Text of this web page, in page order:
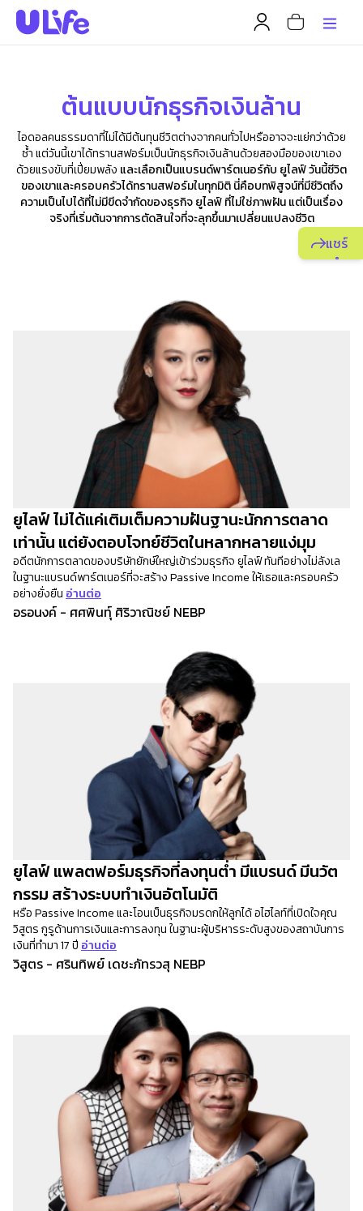
แชร์
แนะนำ
ไลฟ์
แม็ก
พลัส
ต้นแบบนักธุรกิจเงินล้าน
ไอดอลคนธรรมดาที่ไม่ได้มีต้นทุนชีวิตต่างจากคนทั่วไปหรืออาจจะแย่กว่าด้วย
ซ้ำ แต่วันนี้เขาได้ทรานสฟอร์มเป็นนักธุรกิจเงินล้านด้วยสองมือของเขาเอง
ด้วยแรงขับที่เปี่ยมพลัง และเลือกเป็นแบรนด์พาร์ตเนอร์กับ ยูไลฟ์ วันนี้ชีวิต
ของเขาและครอบครัวได้ทรานสฟอร์มในทุกมิติ นี่คือบทพิสูจน์ที่มีชีวิตถึง
ความเป็นไปได้ที่ไม่มีขีดจำกัดของธุรกิจ ยูไลฟ์ ที่ไม่ใช่ภาพฝัน แต่เป็นเรื่อง
จริงที่เริ่มต้นจากการตัดสินใจที่จะลุกขึ้นมาเปลี่ยนแปลงชีวิต
ยูไลฟ์ ไม่ได้แค่เติมเต็มความฝันฐานะนักการตลาด
เท่านั้น แต่ยังตอบโจทย์ชีวิตในหลากหลายแง่มุม
อดีตนักการตลาดของบริษัทยักษ์ใหญ่เข้าร่วมธุรกิจ ยูไลฟ์ ทันทีอย่างไม่ลังเล
ในฐานะแบรนด์พาร์ตเนอร์ที่จะสร้าง Passive Income ให้เธอและครอบครัว
อย่างยั่งยืน อ่านต่อ
อรอนงค์ - ศศพินทุ์ ศิริวาณิชย์ NEBP
ยูไลฟ์ แพลตฟอร์มธุรกิจที่ลงทุนต่ำ มีแบรนด์ มีนวัต
กรรม สร้างระบบทำเงินอัตโนมัติ
หรือ Passive Income และโอนเป็นธุรกิจมรดกให้ลูกได้ อไฮไลท์ที่เปิดใจคุณ
วิสูตร กูรูด้านการเงินและการลงทุน ในฐานะผู้บริหารระดับสูงของสถาบันการ
เงินที่ทำมา 17 ปีอ่านต่อ
วิสูตร - ศรินทิพย์ เดชะภัทรวสุ NEBP